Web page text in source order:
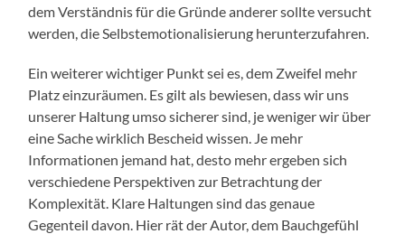
dem Verständnis für die Gründe anderer sollte versucht
werden, die Selbstemotionalisierung herunterzufahren.
Ein weiterer wichtiger Punkt sei es, dem Zweifel mehr
Platz einzuräumen. Es gilt als bewiesen, dass wir uns
unserer Haltung umso sicherer sind, je weniger wir über
eine Sache wirklich Bescheid wissen. Je mehr
Informationen jemand hat, desto mehr ergeben sich
verschiedene Perspektiven zur Betrachtung der
Komplexität. Klare Haltungen sind das genaue
Gegenteil davon. Hier rät der Autor, dem Bauchgefühl